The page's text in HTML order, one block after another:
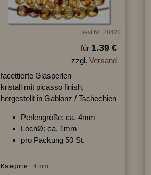
Best.Nr.:28420
für 1.39 €
zzgl. Versand
facettierte Glasperlen
kristall mit picasso finish,
hergestellt in Gablonz / Tschechien
Perlengröße: ca. 4mm
LochØ: ca. 1mm
pro Packung 50 St.
Kategorie: 4 mm